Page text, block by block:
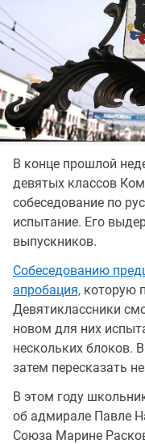
В конце прошлой
девятых классов
собеседование по
испытание. Его
выпускников.
Собеседованию
апробация, которую
Девятиклассники
новом для них
нескольких блоков.
затем пересказать
В этом году
об адмирале Павле
Союза Марине